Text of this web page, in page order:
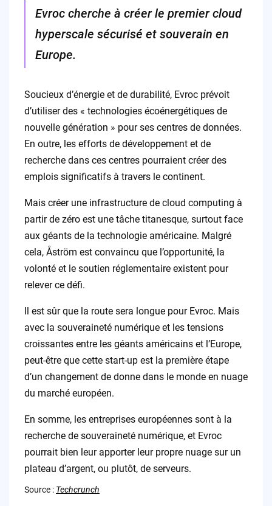
Evroc cherche à créer le premier cloud
hyperscale sécurisé et souverain en
Europe.
Soucieux d’énergie et de durabilité, Evroc prévoit
d’utiliser des « technologies écoénergétiques de
nouvelle génération » pour ses centres de données.
En outre, les efforts de développement et de
recherche dans ces centres pourraient créer des
emplois significatifs à travers le continent.
Mais créer une infrastructure de cloud computing à
partir de zéro est une tâche titanesque, surtout face
aux géants de la technologie américaine. Malgré
cela, Åström est convaincu que l’opportunité, la
volonté et le soutien réglementaire existent pour
relever ce défi.
Il est sûr que la route sera longue pour Evroc. Mais
avec la souveraineté numérique et les tensions
croissantes entre les géants américains et l’Europe,
peut-être que cette start-up est la première étape
d’un changement de donne dans le monde en nuage
du marché européen.
En somme, les entreprises européennes sont à la
recherche de souveraineté numérique, et Evroc
pourrait bien leur apporter leur propre nuage sur un
plateau d’argent, ou plutôt, de serveurs.
Source : Techcrunch